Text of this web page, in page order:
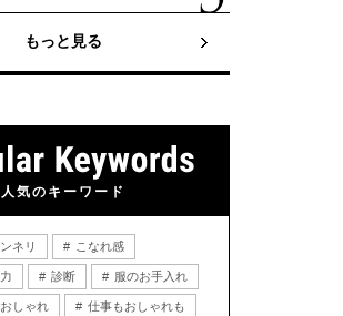
もっと見る
人気のキーワード
ネリ こなれ感
診断 服のお手入れ
しゃれ 仕事もおしゃれも